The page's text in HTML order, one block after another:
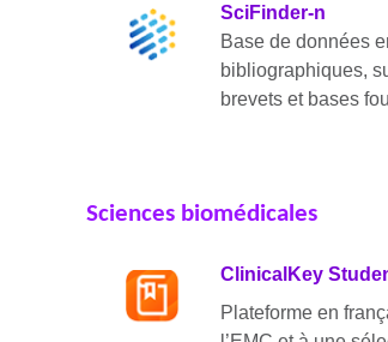
SciFinder-n
Base de données
bibliographiques,
brevets et bases
Sciences biomédicales
ClinicalKey
Plateforme en